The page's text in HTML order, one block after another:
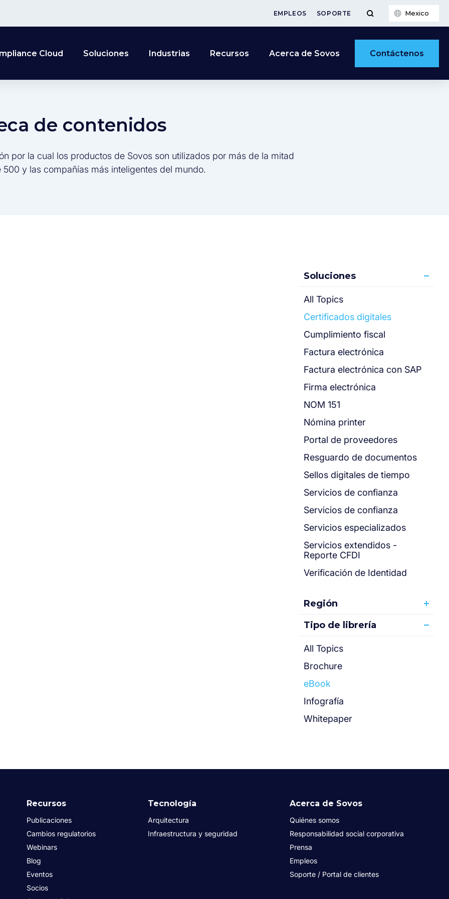
EMPLEOS SOPORTE Mexico
Cloud Soluciones Industrias Recursos Acerca de Sovos Contáctenos
de contenidos
por la cual los productos de Sovos son utilizados por más de la mitad
500 y las compañías más inteligentes del mundo.
Soluciones
All Topics
Certificados digitales
Cumplimiento fiscal
Factura electrónica
Factura electrónica con SAP
Firma electrónica
NOM 151
Nómina printer
Portal de proveedores
Resguardo de documentos
Sellos digitales de tiempo
Servicios de confianza
Servicios de confianza
Servicios especializados
Servicios extendidos -
Reporte CFDI
Verificación de Identidad
Región
Tipo de librería
All Topics
Brochure
eBook
Infografía
Whitepaper
Recursos
Publicaciones
Cambios regulatorios
Webinars
Blog
Eventos
Socios
Tecnología
Arquitectura
Infraestructura y seguridad
Acerca de Sovos
Quiénes somos
Responsabilidad social corporativa
Prensa
Empleos
Soporte / Portal de clientes